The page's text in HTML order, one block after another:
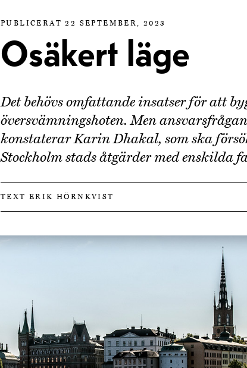
PUBLICERAT 22 SEPTEMBER, 2023
Osäkert läge
Det behövs omfattande insatser för att
översvämningshoten. Men
konstaterar Karin Dhakal, som ska
Stockholm stads åtgärder med enskilda
TEXT ERIK HÖRNKVIST